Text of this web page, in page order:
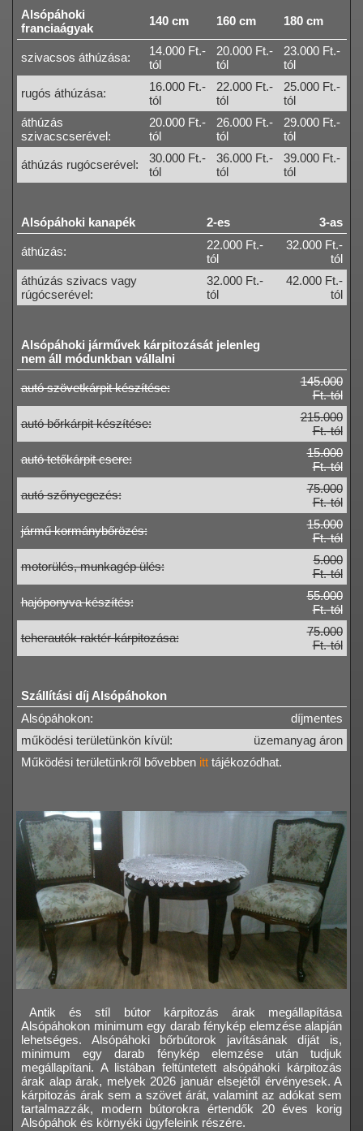
Alsópáhoki
franciaágyak
140 cm 160 cm 180 cm
szivacsos áthúzása:
14.000 Ft.-
tól
20.000 Ft.-
tól
23.000 Ft.-
tól
rugós áthúzása:
16.000 Ft.-
tól
22.000 Ft.-
tól
25.000 Ft.-
tól
áthúzás
szivacscserével:
20.000 Ft.-
tól
26.000 Ft.-
tól
29.000 Ft.-
tól
áthúzás rugócserével:
30.000 Ft.-
tól
36.000 Ft.-
tól
39.000 Ft.-
tól
Alsópáhoki kanapék 2-es 3-as
áthúzás:
22.000 Ft.-
tól
32.000 Ft.-
tól
áthúzás szivacs vagy
rúgócserével:
32.000 Ft.-
tól
42.000 Ft.-
tól
Alsópáhoki járművek kárpitozását jelenleg
nem áll módunkban vállalni
autó szövetkárpit készítése:
145.000
Ft.-tól
autó bőrkárpit készítése:
215.000
Ft.-tól
autó tetőkárpit csere:
15.000
Ft.-tól
autó szőnyegezés:
75.000
Ft.-tól
jármű kormánybőrözés:
15.000
Ft.-tól
motorülés, munkagép ülés:
5.000
Ft.-tól
hajóponyva készítés:
55.000
Ft.-tól
teherautók raktér kárpitozása:
75.000
Ft.-tól
Szállítási díj Alsópáhokon
Alsópáhokon:
díjmentes
működési területünkön kívül:
üzemanyag áron
Működési területünkről bővebben itttájékozódhat.
Antik és stíl bútor kárpitozás árak megállapítása
Alsópáhokon minimum egy darab fénykép elemzése alapján
lehetséges. Alsópáhoki bőrbútorok javításának díját is,
minimum egy darab fénykép elemzése után tudjuk
megállapítani. A listában feltüntetett alsópáhoki kárpitozás
árak alap árak, melyek 2026 január elsejétől érvényesek. A
kárpitozás árak sem a szövet árát, valamint az adókat sem
tartalmazzák, modern bútorokra értendők 20 éves korig
Alsópáhok és környéki ügyfeleink részére.